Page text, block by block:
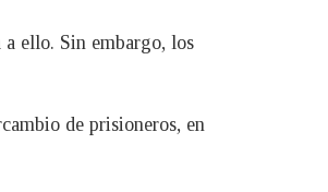
a ello. Sin embargo, los
de prisioneros, en